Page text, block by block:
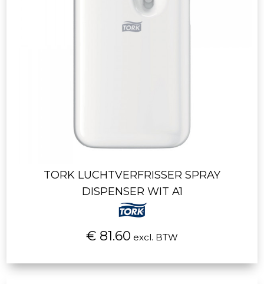
TORK LUCHTVERFRISSER SPRAY
DISPENSER WIT A1
€ 81.60 excl. BTW